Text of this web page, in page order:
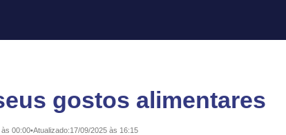
gostos alimentares
00:00•Atualizado:17/09/2025 às 16:15